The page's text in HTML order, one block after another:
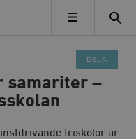
MENY
samariter –
friskolor är
DELA